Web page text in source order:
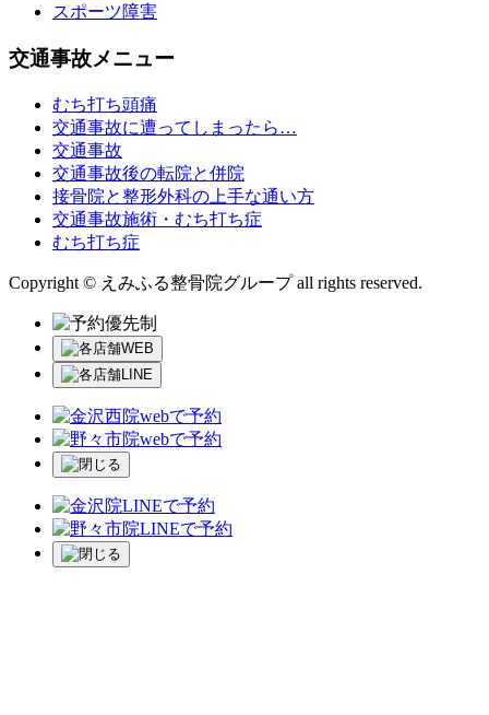
スポーツ障害
交通事故メニュー
むち打ち頭痛
交通事故に遭ってしまったら…
交通事故
交通事故後の転院と併院
接骨院と整形外科の上手な通い方
交通事故施術・むち打ち症
むち打ち症
Copyright © えみふる整骨院グループ all rights reserved.